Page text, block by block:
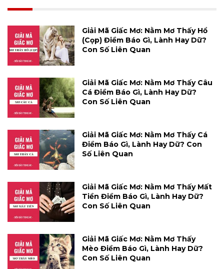
Giải Mã Giấc Mơ: Nằm Mơ Thấy Hổ
(cọp) Điềm Báo Gì, Lành Hay Dữ?
Con Số Liên Quan
Giải Mã Giấc Mơ: Nằm Mơ Thấy Câu
Cá Điềm Báo Gì, Lành Hay Dữ?
Con Số Liên Quan
Giải Mã Giấc Mơ: Nằm Mơ Thấy Cá
Điềm Báo Gì, Lành Hay Dữ? Con
Số Liên Quan
Giải Mã Giấc Mơ: Nằm Mơ Thấy Mất
Tiền Điềm Báo Gì, Lành Hay Dữ?
Con Số Liên Quan
Giải Mã Giấc Mơ: Nằm Mơ Thấy
Mèo Điềm Báo Gì, Lành Hay Dữ?
Con Số Liên Quan